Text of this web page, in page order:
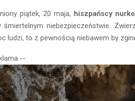
piątek, 20 maja, hiszpańscy
śmiertelnym niebezpieczeństwie.
ludzi, to z pewnością niebawem by
--